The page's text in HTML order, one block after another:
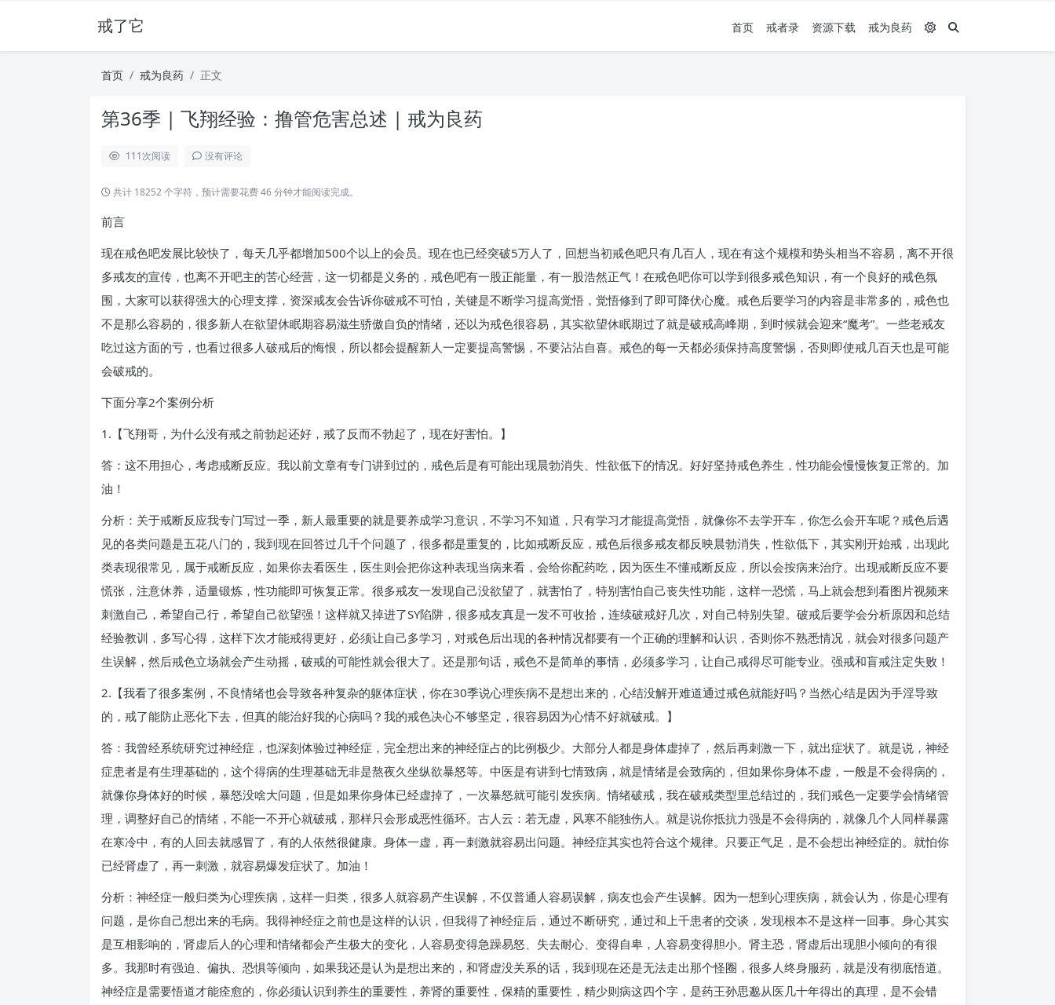
戒了它 首页 戒者录 资源下载 戒为良药
首页 戒为良药 正文
第36季 | 飞翔经验：撸管危害总述 | 戒为良药
111次阅读 没有评论
共计 18252 个字符，预计需要花费 46 分钟才能阅读完成。
前言
现在戒色吧发展比较快了，每天几乎都增加500个以上的会员。现在也已经突破5万人了，回想当初戒色吧只有几百人，现在有这个规模和势头相当不容易，离不开很
多戒友的宣传，也离不开吧主的苦心经营，这一切都是义务的，戒色吧有一股正能量，有一股浩然正气！在戒色吧你可以学到很多戒色知识，有一个良好的戒色氛
围，大家可以获得强大的心理支撑，资深戒友会告诉你破戒不可怕，关键是不断学习提高觉悟，觉悟修到了即可降伏心魔。戒色后要学习的内容是非常多的，戒色也
不是那么容易的，很多新人在欲望休眠期容易滋生骄傲自负的情绪，还以为戒色很容易，其实欲望休眠期过了就是破戒高峰期，到时候就会迎来“魔考”。一些老戒友
吃过这方面的亏，也看过很多人破戒后的悔恨，所以都会提醒新人一定要提高警惕，不要沾沾自喜。戒色的每一天都必须保持高度警惕，否则即使戒几百天也是可能
会破戒的。
下面分享2个案例分析
1.【飞翔哥，为什么没有戒之前勃起还好，戒了反而不勃起了，现在好害怕。】
答：这不用担心，考虑戒断反应。我以前文章有专门讲到过的，戒色后是有可能出现晨勃消失、性欲低下的情况。好好坚持戒色养生，性功能会慢慢恢复正常的。加
油！
分析：关于戒断反应我专门写过一季，新人最重要的就是要养成学习意识，不学习不知道，只有学习才能提高觉悟，就像你不去学开车，你怎么会开车呢？戒色后遇
见的各类问题是五花八门的，我到现在回答过几千个问题了，很多都是重复的，比如戒断反应，戒色后很多戒友都反映晨勃消失，性欲低下，其实刚开始戒，出现此
类表现很常见，属于戒断反应，如果你去看医生，医生则会把你这种表现当病来看，会给你配药吃，因为医生不懂戒断反应，所以会按病来治疗。出现戒断反应不要
慌张，注意休养，适量锻炼，性功能即可恢复正常。很多戒友一发现自己没欲望了，就害怕了，特别害怕自己丧失性功能，这样一恐慌，马上就会想到看图片视频来
刺激自己，希望自己行，希望自己欲望强！这样就又掉进了SY陷阱，很多戒友真是一发不可收拾，连续破戒好几次，对自己特别失望。破戒后要学会分析原因和总结
经验教训，多写心得，这样下次才能戒得更好，必须让自己多学习，对戒色后出现的各种情况都要有一个正确的理解和认识，否则你不熟悉情况，就会对很多问题产
生误解，然后戒色立场就会产生动摇，破戒的可能性就会很大了。还是那句话，戒色不是简单的事情，必须多学习，让自己戒得尽可能专业。强戒和盲戒注定失败！
2.【我看了很多案例，不良情绪也会导致各种复杂的躯体症状，你在30季说心理疾病不是想出来的，心结没解开难道通过戒色就能好吗？当然心结是因为手淫导致
的，戒了能防止恶化下去，但真的能治好我的心病吗？我的戒色决心不够坚定，很容易因为心情不好就破戒。】
答：我曾经系统研究过神经症，也深刻体验过神经症，完全想出来的神经症占的比例极少。大部分人都是身体虚掉了，然后再刺激一下，就出症状了。就是说，神经
症患者是有生理基础的，这个得病的生理基础无非是熬夜久坐纵欲暴怒等。中医是有讲到七情致病，就是情绪是会致病的，但如果你身体不虚，一般是不会得病的，
就像你身体好的时候，暴怒没啥大问题，但是如果你身体已经虚掉了，一次暴怒就可能引发疾病。情绪破戒，我在破戒类型里总结过的，我们戒色一定要学会情绪管
理，调整好自己的情绪，不能一不开心就破戒，那样只会形成恶性循环。古人云：若无虚，风寒不能独伤人。就是说你抵抗力强是不会得病的，就像几个人同样暴露
在寒冷中，有的人回去就感冒了，有的人依然很健康。身体一虚，再一刺激就容易出问题。神经症其实也符合这个规律。只要正气足，是不会想出神经症的。就怕你
已经肾虚了，再一刺激，就容易爆发症状了。加油！
分析：神经症一般归类为心理疾病，这样一归类，很多人就容易产生误解，不仅普通人容易误解，病友也会产生误解。因为一想到心理疾病，就会认为，你是心理有
问题，是你自己想出来的毛病。我得神经症之前也是这样的认识，但我得了神经症后，通过不断研究，通过和上千患者的交谈，发现根本不是这样一回事。身心其实
是互相影响的，肾虚后人的心理和情绪都会产生极大的变化，人容易变得急躁易怒、失去耐心、变得自卑，人容易变得胆小。肾主恐，肾虚后出现胆小倾向的有很
多。我那时有强迫、偏执、恐惧等倾向，如果我还是认为是想出来的，和肾虚没关系的话，我到现在还是无法走出那个怪圈，很多人终身服药，就是没有彻底悟道。
神经症是需要悟道才能痊愈的，你必须认识到养生的重要性，养肾的重要性，保精的重要性，精少则病这四个字，是药王孙思邈从医几十年得出的真理，是不会错